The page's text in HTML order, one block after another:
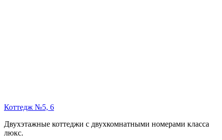
Коттедж №5, 6
Двухэтажные коттеджи с двухкомнатными номерами класса
люкс.